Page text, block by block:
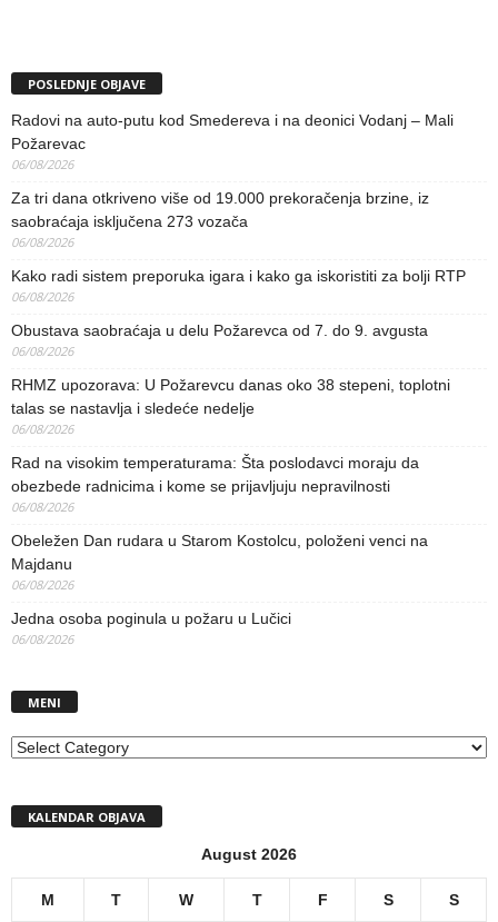
POSLEDNJE OBJAVE
Radovi na auto-putu kod Smedereva i na deonici Vodanj – Mali
Požarevac
06/08/2026
Za tri dana otkriveno više od 19.000 prekoračenja brzine, iz
saobraćaja isključena 273 vozača
06/08/2026
Kako radi sistem preporuka igara i kako ga iskoristiti za bolji RTP
06/08/2026
Obustava saobraćaja u delu Požarevca od 7. do 9. avgusta
06/08/2026
RHMZ upozorava: U Požarevcu danas oko 38 stepeni, toplotni
talas se nastavlja i sledeće nedelje
06/08/2026
Rad na visokim temperaturama: Šta poslodavci moraju da
obezbede radnicima i kome se prijavljuju nepravilnosti
06/08/2026
Obeležen Dan rudara u Starom Kostolcu, položeni venci na
Majdanu
06/08/2026
Jedna osoba poginula u požaru u Lučici
06/08/2026
MENI
MENI
KALENDAR OBJAVA
August 2026
M T W T F S S